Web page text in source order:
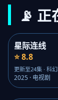
📡 正
星际连线
⭐ 8.8
更新至24集 · 科幻
2025 · 电视剧